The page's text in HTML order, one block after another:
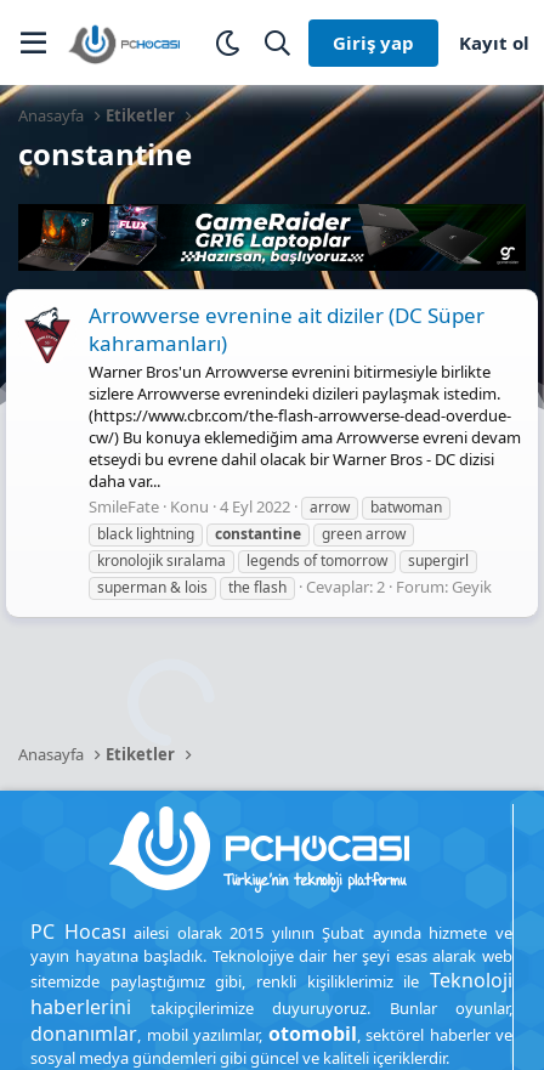
Giriş yap Kayıt ol
Anasayfa Etiketler
constantine
Arrowverse evrenine ait diziler (DC Süper
kahramanları)
Warner Bros'un Arrowverse evrenini bitirmesiyle birlikte
sizlere Arrowverse evrenindeki dizileri paylaşmak istedim.
(https://www.cbr.com/the-flash-arrowverse-dead-overdue-
cw/) Bu konuya eklemediğim ama Arrowverse evreni devam
etseydi bu evrene dahil olacak bir Warner Bros - DC dizisi
daha var...
SmileFate Konu 4 Eyl 2022 arrow
batwoman
black lightning
constantine
green arrow
kronolojik sıralama
legends of tomorrow
supergirl
superman & lois
the flash Cevaplar: 2 Forum: Geyik
Anasayfa Etiketler
PC Hocası ailesi olarak 2015 yılının Şubat ayında hizmete ve
yayın hayatına başladık. Teknolojiye dair her şeyi esas alarak web
sitemizde paylaştığımız gibi, renkli kişiliklerimiz ile Teknoloji
haberlerini takipçilerimize duyuruyoruz. Bunlar oyunlar,
donanımlar, mobil yazılımlar, otomobil, sektörel haberler ve
sosyal medya gündemleri gibi güncel ve kaliteli içeriklerdir.